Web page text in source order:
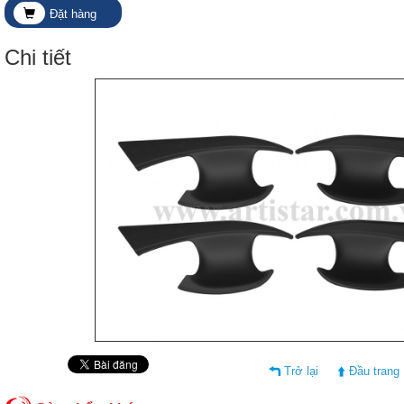
Đặt hàng
Chi tiết
Trở lại Đầu trang